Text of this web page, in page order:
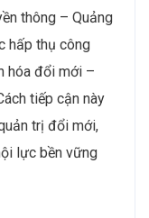
thông – Quảng
hấp thụ công
hóa đổi mới –
tiếp cận này
trị đổi mới,
lực bền vững